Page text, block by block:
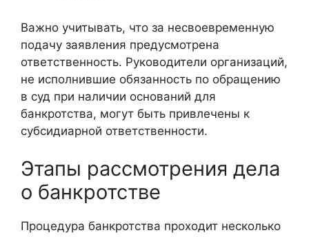
Важно учитывать, что за несвоевременную
подачу заявления предусмотрена
ответственность. Руководители организаций,
не исполнившие обязанность по обращению
в суд при наличии оснований для
банкротства, могут быть привлечены к
субсидиарной ответственности.
Этапы рассмотрения дела
о банкротстве
Процедура банкротства проходит несколько